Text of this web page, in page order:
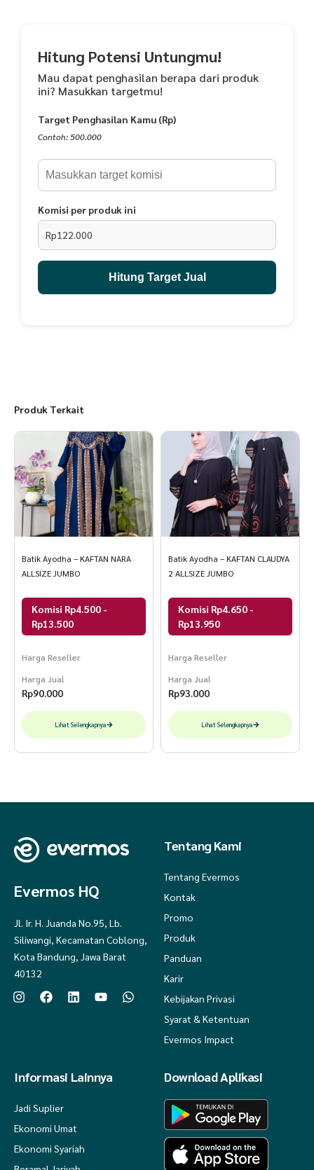
Hitung Potensi Untungmu!
Mau dapat penghasilan berapa dari produk
ini? Masukkan targetmu!
Target Penghasilan Kamu (Rp)
Contoh: 500.000
Komisi per produk ini
Rp122.000
Hitung Target Jual
Produk Terkait
Batik Ayodha – KAFTAN NARA
ALLSIZE JUMBO
Komisi Rp4.500 -
Rp13.500
Harga Reseller
Harga Jual
Rp90.000
Lihat Selengkapnya
Batik Ayodha – KAFTAN CLAUDYA
2 ALLSIZE JUMBO
Komisi Rp4.650 -
Rp13.950
Harga Reseller
Harga Jual
Rp93.000
Lihat Selengkapnya
Evermos HQ
Jl. Ir. H. Juanda No.95, Lb.
Siliwangi, Kecamatan Coblong,
Kota Bandung, Jawa Barat
40132
Tentang Kami
Tentang Evermos
Kontak
Promo
Produk
Panduan
Karir
Kebijakan Privasi
Syarat & Ketentuan
Evermos Impact
Informasi Lainnya
Jadi Suplier
Ekonomi Umat
Ekonomi Syariah
Download Aplikasi